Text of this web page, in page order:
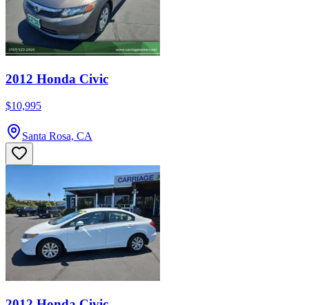
2012 Honda Civic
$10,995
Santa Rosa, CA